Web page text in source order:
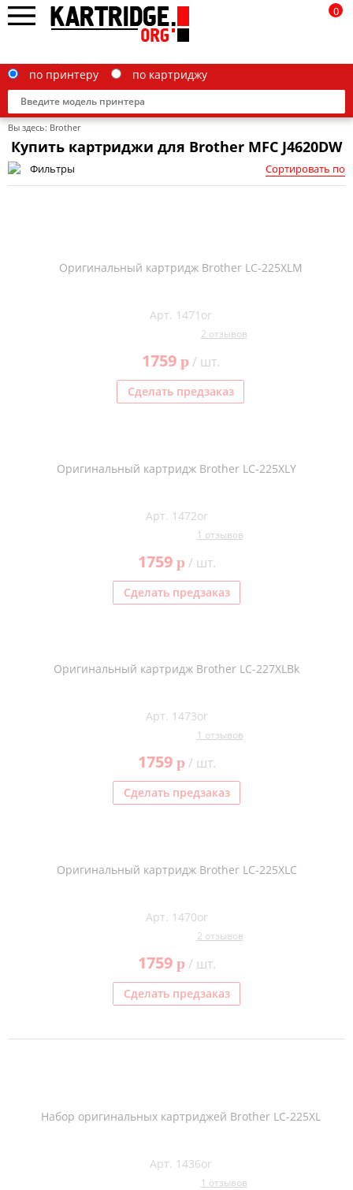
Для франкировальной машины
Тонер и девелопер
по принтеру по картриджу
0
Вы здесь: Brother
Купить картриджи для Brother MFC J4620DW
Фильтры Сортировать по
Оригинальный картридж Brother LC-225XLM
Арт. 1471or
2 отзывов
1759 p/ шт.
Сделать предзаказ
Оригинальный картридж Brother LC-225XLY
Арт. 1472or
1 отзывов
1759 p/ шт.
Сделать предзаказ
Оригинальный картридж Brother LC-227XLBk
Арт. 1473or
1 отзывов
1759 p/ шт.
Сделать предзаказ
Оригинальный картридж Brother LC-225XLC
Арт. 1470or
2 отзывов
1759 p/ шт.
Сделать предзаказ
Набор оригинальных картриджей Brother LC-225XL
Арт. 1436or
1 отзывов